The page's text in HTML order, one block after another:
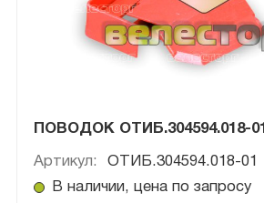
ПОВОДОК ОТИБ.304594.018-01
Артикул:
ОТИБ.304594.018-01
В наличии, цена по запросу